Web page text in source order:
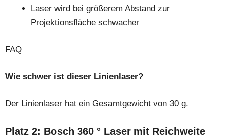
Laser wird bei größerem Abstand zur
Projektionsfläche schwacher
FAQ
Wie schwer ist dieser Linienlaser?
Der Linienlaser hat ein Gesamtgewicht von 30 g.
Platz 2: Bosch 360 ° Laser mit Reichweite